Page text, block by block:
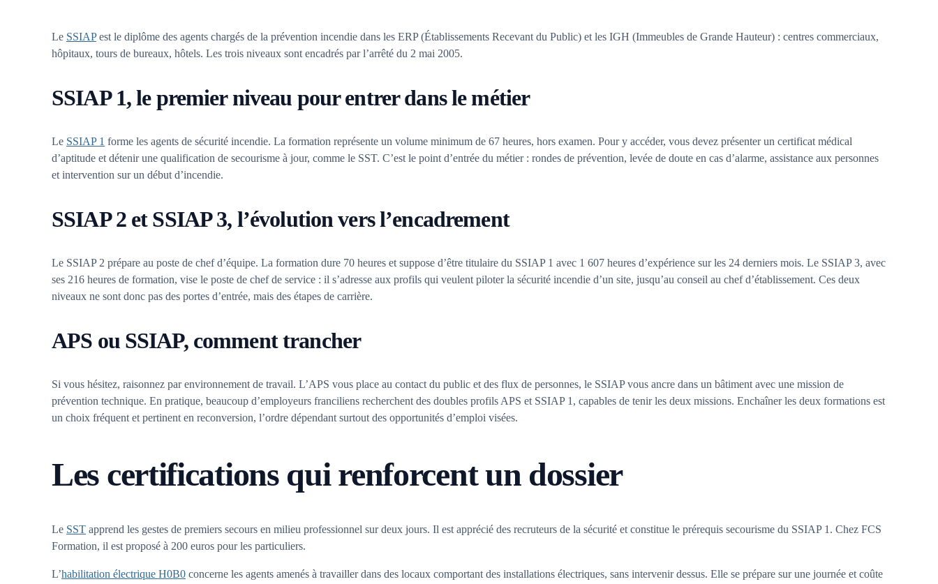
Le SSIAPest le diplôme des agents chargés de la prévention incendie dans les ERP (Établissements Recevant du Public) et les IGH (Immeubles de Grande Hauteur) : centres commerciaux,
hôpitaux, tours de bureaux, hôtels. Les trois niveaux sont encadrés par l’arrêté du 2 mai 2005.
SSIAP 1, le premier niveau pour entrer dans le métier
Le SSIAP 1 forme les agents de sécurité incendie. La formation représente un volume minimum de 67 heures, hors examen. Pour y accéder, vous devez présenter un certificat médical
d’aptitude et détenir une qualification de secourisme à jour, comme le SST. C’est le point d’entrée du métier : rondes de prévention, levée de doute en cas d’alarme, assistance aux personnes
et intervention sur un début d’incendie.
SSIAP 2 et SSIAP 3, l’évolution vers l’encadrement
Le SSIAP 2 prépare au poste de chef d’équipe. La formation dure 70 heures et suppose d’être titulaire du SSIAP 1 avec 1 607 heures d’expérience sur les 24 derniers mois. Le SSIAP 3, avec
ses 216 heures de formation, vise le poste de chef de service : il s’adresse aux profils qui veulent piloter la sécurité incendie d’un site, jusqu’au conseil au chef d’établissement. Ces deux
niveaux ne sont donc pas des portes d’entrée, mais des étapes de carrière.
APS ou SSIAP, comment trancher
Si vous hésitez, raisonnez par environnement de travail. L’APS vous place au contact du public et des flux de personnes, le SSIAP vous ancre dans un bâtiment avec une mission de
prévention technique. En pratique, beaucoup d’employeurs franciliens recherchent des doubles profils APS et SSIAP 1, capables de tenir les deux missions. Enchaîner les deux formations est
un choix fréquent et pertinent en reconversion, l’ordre dépendant surtout des opportunités d’emploi visées.
Les certifications qui renforcent un dossier
Le SST apprend les gestes de premiers secours en milieu professionnel sur deux jours. Il est apprécié des recruteurs de la sécurité et constitue le prérequis secourisme du SSIAP 1. Chez FCS
Formation, il est proposé à 200 euros pour les particuliers.
L’habilitation électrique H0B0 concerne les agents amenés à travailler dans des locaux comportant des installations électriques, sans intervenir dessus. Elle se prépare sur une journée et coûte